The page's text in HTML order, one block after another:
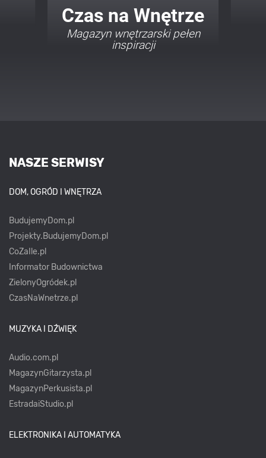
Twój Dom Twój Styl
Porady i inspiracje w
najmodniejszych stylach
NASZE SERWISY
DOM, OGRÓD I WNĘTRZA
BudujemyDom.pl
Projekty.BudujemyDom.pl
CoZaIle.pl
Informator Budownictwa
ZielonyOgródek.pl
CzasNaWnetrze.pl
MUZYKA I DŹWIĘK
Audio.com.pl
MagazynGitarzysta.pl
MagazynPerkusista.pl
EstradaiStudio.pl
ELEKTRONIKA I AUTOMATYKA